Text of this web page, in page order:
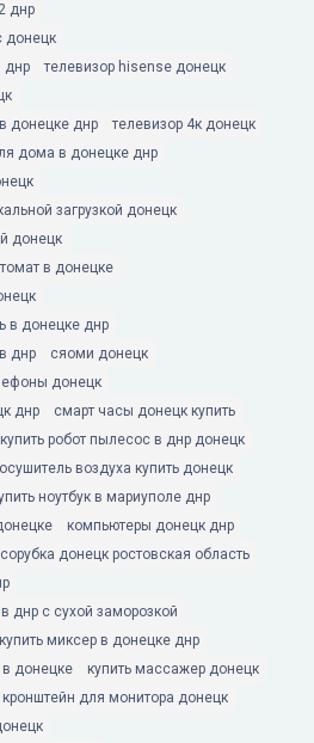
днр
донецк
днр
телевизор hisense донецк
донецке днр
телевизор 4к донецк
дома в донецке днр
загрузкой донецк
донецк
в донецке
в донецке днр
днр
сяоми донецк
донецк
днр
смарт часы донецк купить
купить робот пылесос в днр донецк
осушитель воздуха купить донецк
ноутбук в мариуполе днр
компьютеры донецк днр
донецк ростовская область
днр с сухой заморозкой
купить миксер в донецке днр
в донецке
купить массажер донецк
кронштейн для монитора донецк